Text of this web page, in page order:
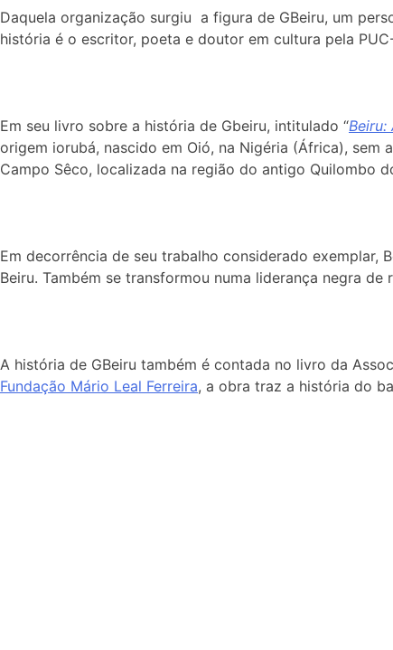
Daquela organização surgiu a figura de GBeiru, um
história é o escritor, poeta e doutor em cultura pela
Em seu livro sobre a história de Gbeiru, intitulado “
origem iorubá, nascido em Oió, na Nigéria (África), sem
Campo Sêco, localizada na região do antigo Quilombo
Em decorrência de seu trabalho considerado exemplar,
Beiru. Também se transformou numa liderança negra
A história de GBeiru também é contada no livro da
Fundação Mário Leal Ferreira, a obra traz a história do